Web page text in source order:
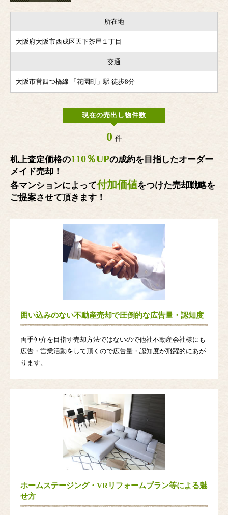
所在地
大阪府大阪市西成区天下茶屋１丁目
交通
大阪市営四つ橋線 「花園町」駅 徒歩8分
現在の売出し物件数
0 件
机上査定価格の110％UPの成約を目指したオーダー
メイド売却！
各マンションによって付加価値をつけた売却戦略を
ご提案させて頂きます！
囲い込みのない不動産売却で圧倒的な広告量・認知度
両手仲介を目指す売却方法ではないので他社不動産会社様にも
広告・営業活動をして頂くので広告量・認知度が飛躍的にあが
ります。
ホームステージング・VRリフォームプラン等による魅
せ方